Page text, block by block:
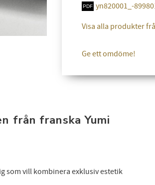
yn820001_-
Visa alla produkter
Ge ett omdöme!
från franska Yumi
som vill kombinera exklusiv estetik